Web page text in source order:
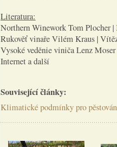
Literatura:
Northern Winework Tom Plocher |
Rukověť vinaře Vilém Kraus |
Vysoké veděnie viniča Lenz Moser
Internet a další
Související články:
Klimatické podmínky pro